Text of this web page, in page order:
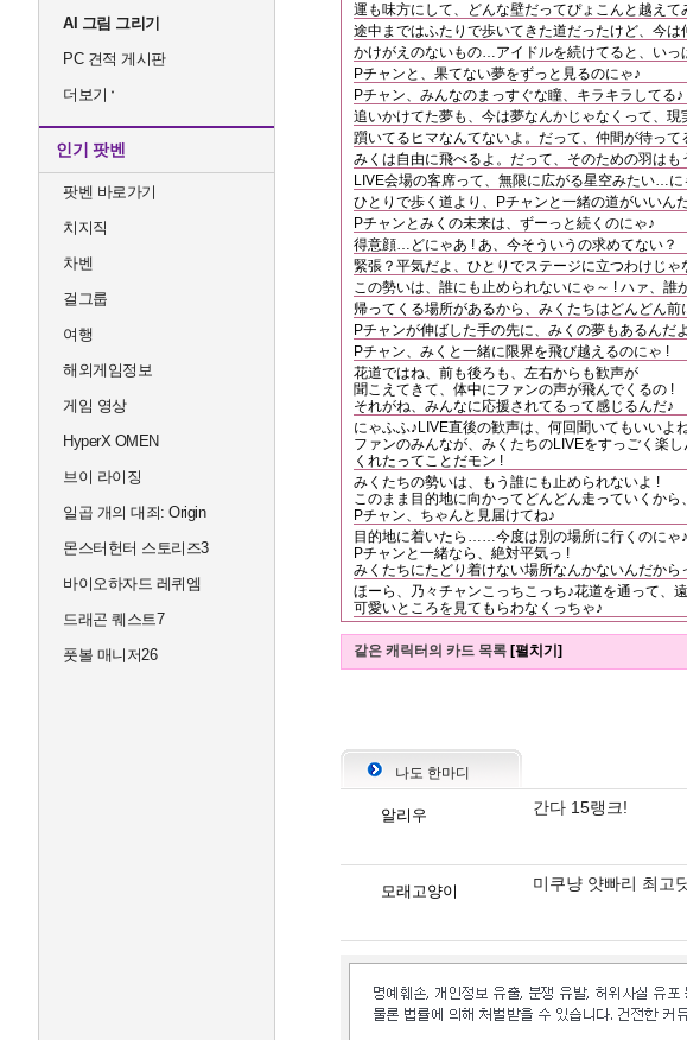
AI 그림 그리기
PC 견적 게시판
더보기
인기 팟벤
팟벤 바로가기
치지직
차벤
걸그룹
여행
해외게임정보
게임 영상
HyperX OMEN
브이 라이징
일곱 개의 대죄: Origin
몬스터헌터 스토리즈3
바이오하자드 레퀴엠
드래곤 퀘스트7
풋볼 매니저26
運も味方にして、どんな壁だってぴょこんと越えて
途中まではふたりで歩いてきた道だったけど、今は
かけがえのないもの…アイドルを続けてると、いっ
Pチャンと、果てない夢をずっと見るのにゃ♪
Pチャン、みんなのまっすぐな瞳、キラキラしてる♪
追いかけてた夢も、今は夢なんかじゃなくって、現
躓いてるヒマなんてないよ。だって、仲間が待って
みくは自由に飛べるよ。だって、そのための羽はも
LIVE会場の客席って、無限に広がる星空みたい…に
ひとりで歩く道より、Pチャンと一緒の道がいいん
Pチャンとみくの未来は、ずーっと続くのにゃ♪
得意顔…どにゃあ ! あ、今そういうの求めてない？
緊張？平気だよ、ひとりでステージに立つわけじゃ
この勢いは、誰にも止められないにゃ～ ! ハァ、
帰ってくる場所があるから、みくたちはどんどん前
Pチャンが伸ばした手の先に、みくの夢もあるんだよ
Pチャン、みくと一緒に限界を飛び越えるのにゃ !
花道ではね、前も後ろも、左右からも歓声が
聞こえてきて、体中にファンの声が飛んでくるの !
それがね、みんなに応援されてるって感じるんだ♪
にゃふふ♪LIVE直後の歓声は、何回聞いてもいいよ
ファンのみんなが、みくたちのLIVEをすっごく楽し
くれたってことだモン !
みくたちの勢いは、もう誰にも止められないよ !
このまま目的地に向かってどんどん走っていくから、
Pチャン、ちゃんと見届けてね♪
目的地に着いたら……今度は別の場所に行くのにゃ♪
Pチャンと一緒なら、絶対平気っ !
みくたちにたどり着けない場所なんかないんだから
ほーら、乃々チャンこっちこっち♪花道を通って、
可愛いところを見てもらわなくっちゃ♪
같은 캐릭터의 카드 목록 [펼치기]
나도 한마디
알리우 간다 15랭크!
모래고양이 미쿠냥 얏빠리 최고